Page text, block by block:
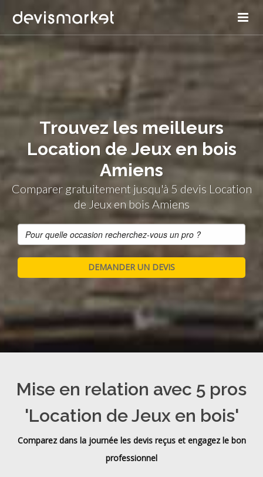
Trouvez les meilleurs
Location de Jeux en bois
Amiens
Comparer gratuitement jusqu'à 5 devis Location
de Jeux en bois Amiens
Mise en relation avec 5 pros
'Location de Jeux en bois'
Comparez dans la journée les devis reçus et engagez le bon
professionnel